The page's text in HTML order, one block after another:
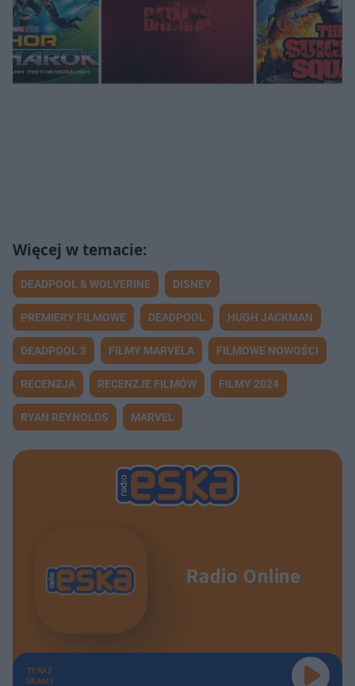
DEADPOOL & WOLVERINE DISNEY
PREMIERY FILMOWE DEADPOOL HUGH JACKMAN
DEADPOOL 3 FILMY MARVELA FILMOWE NOWOŚCI
RECENZJA RECENZJE FILMÓW FILMY 2024
RYAN REYNOLDS MARVEL
Radio Online
TERAZ
GRAMY